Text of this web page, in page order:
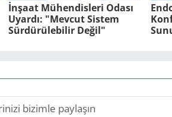
İnşaat Mühendisleri Odası
Uyardı: "Mevcut Sistem
Sürdürülebilir Değil"